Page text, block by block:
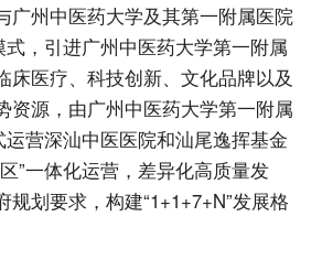
广州中医药大学及其第一附属医院
式，引进广州中医药大学第一附属
床医疗、科技创新、文化品牌以及
资源，由广州中医药大学第一附属
运营深汕中医医院和汕尾逸挥基金
”一体化运营，差异化高质量发
规划要求，构建“1+1+7+N”发展格